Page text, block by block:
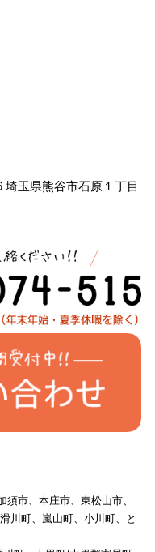
玉県熊谷市石原１丁目
須市、本庄市、東松山市、
川町、嵐山町、小川町、と